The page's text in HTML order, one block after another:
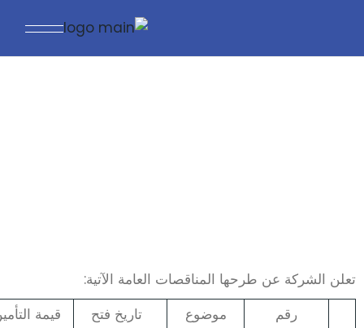
تعلن الشركة عن طرحها المناقصات العامة الآتية:
رقم
موضوع
تاريخ فتح
قيمة